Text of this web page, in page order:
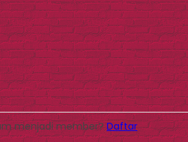
menjadi member?Daftar